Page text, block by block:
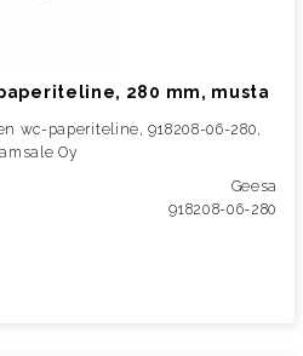
280 mm, musta
wc-paperiteline, 918208-06-280,
Oy
Geesa
918208-06-280